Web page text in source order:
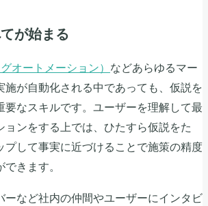
が始まる
オートメーション） などあらゆるマー
施が自動化される中であっても、仮説を
要なスキルです。ユーザーを理解して最
ンをする上では、ひたすら仮説をた
プして事実に近づけることで施策の精度
きます。
ーなど社内の仲間やユーザーにインタビ